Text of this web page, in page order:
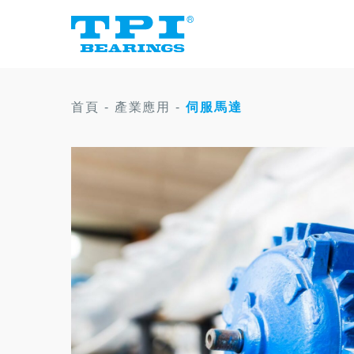
首頁 - 產業應用 -伺服馬達